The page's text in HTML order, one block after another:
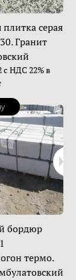
серая
Гранит
с НДС 22% в
бордюр
термо.